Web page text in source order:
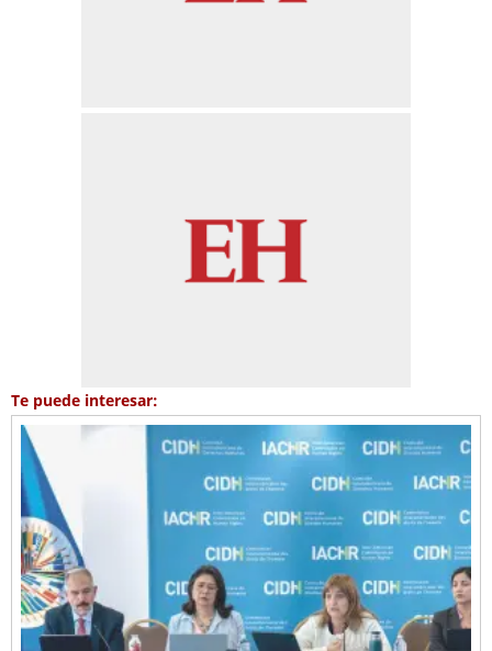
Te puede interesar: